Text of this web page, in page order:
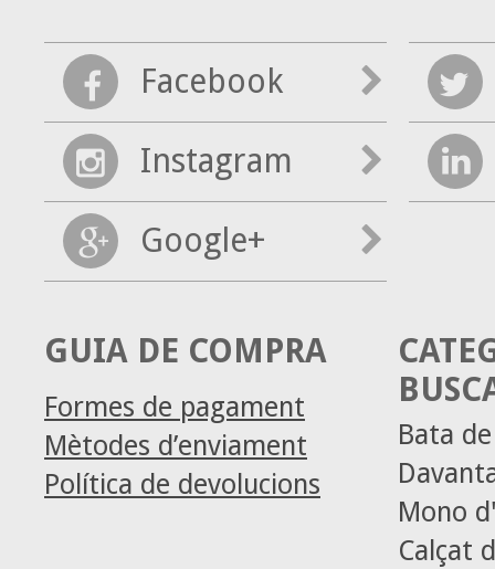
Facebook
Instagram
Google+
GUIA DE COMPRA
Formes de pagament
Mètodes d’enviament
Política de devolucions
Bata
Mono
Calçat